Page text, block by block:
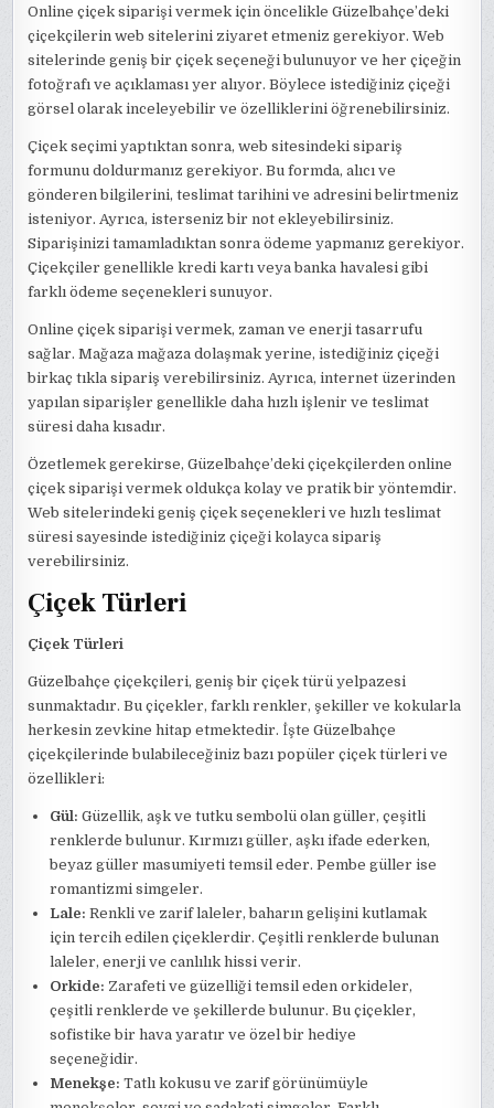
Online çiçek siparişi vermek için öncelikle Güzelbahçe’deki
çiçekçilerin web sitelerini ziyaret etmeniz gerekiyor. Web
sitelerinde geniş bir çiçek seçeneği bulunuyor ve her çiçeğin
fotoğrafı ve açıklaması yer alıyor. Böylece istediğiniz çiçeği
görsel olarak inceleyebilir ve özelliklerini öğrenebilirsiniz.
Çiçek seçimi yaptıktan sonra, web sitesindeki sipariş
formunu doldurmanız gerekiyor. Bu formda, alıcı ve
gönderen bilgilerini, teslimat tarihini ve adresini belirtmeniz
isteniyor. Ayrıca, isterseniz bir not ekleyebilirsiniz.
Siparişinizi tamamladıktan sonra ödeme yapmanız gerekiyor.
Çiçekçiler genellikle kredi kartı veya banka havalesi gibi
farklı ödeme seçenekleri sunuyor.
Online çiçek siparişi vermek, zaman ve enerji tasarrufu
sağlar. Mağaza mağaza dolaşmak yerine, istediğiniz çiçeği
birkaç tıkla sipariş verebilirsiniz. Ayrıca, internet üzerinden
yapılan siparişler genellikle daha hızlı işlenir ve teslimat
süresi daha kısadır.
Özetlemek gerekirse, Güzelbahçe’deki çiçekçilerden online
çiçek siparişi vermek oldukça kolay ve pratik bir yöntemdir.
Web sitelerindeki geniş çiçek seçenekleri ve hızlı teslimat
süresi sayesinde istediğiniz çiçeği kolayca sipariş
verebilirsiniz.
Çiçek Türleri
Çiçek Türleri
Güzelbahçe çiçekçileri, geniş bir çiçek türü yelpazesi
sunmaktadır. Bu çiçekler, farklı renkler, şekiller ve kokularla
herkesin zevkine hitap etmektedir. İşte Güzelbahçe
çiçekçilerinde bulabileceğiniz bazı popüler çiçek türleri ve
özellikleri:
Gül: Güzellik, aşk ve tutku sembolü olan güller, çeşitli
renklerde bulunur. Kırmızı güller, aşkı ifade ederken,
beyaz güller masumiyeti temsil eder. Pembe güller ise
romantizmi simgeler.
Lale: Renkli ve zarif laleler, baharın gelişini kutlamak
için tercih edilen çiçeklerdir. Çeşitli renklerde bulunan
laleler, enerji ve canlılık hissi verir.
Orkide: Zarafeti ve güzelliği temsil eden orkideler,
çeşitli renklerde ve şekillerde bulunur. Bu çiçekler,
sofistike bir hava yaratır ve özel bir hediye
seçeneğidir.
Menekşe: Tatlı kokusu ve zarif görünümüyle